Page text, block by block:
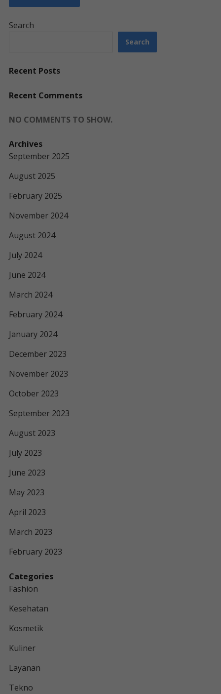
Search
Search
Recent Posts
Recent Comments
NO COMMENTS TO SHOW.
Archives
September 2025
August 2025
February 2025
November 2024
August 2024
July 2024
June 2024
March 2024
February 2024
January 2024
December 2023
November 2023
October 2023
September 2023
August 2023
July 2023
June 2023
May 2023
April 2023
March 2023
February 2023
Categories
Fashion
Kesehatan
Kosmetik
Kuliner
Layanan
Tekno